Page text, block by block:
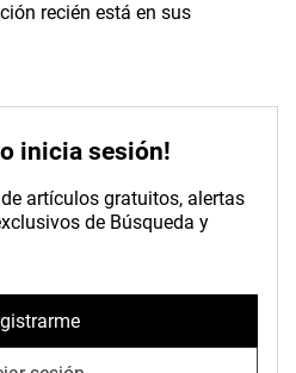
recién está en sus
inicia sesión!
artículos gratuitos, alertas
de Búsqueda y